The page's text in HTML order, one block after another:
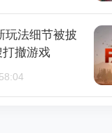
玩法细节被披
撤游戏